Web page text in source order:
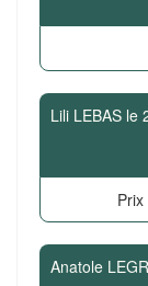
Lili LEBAS le
Anatole